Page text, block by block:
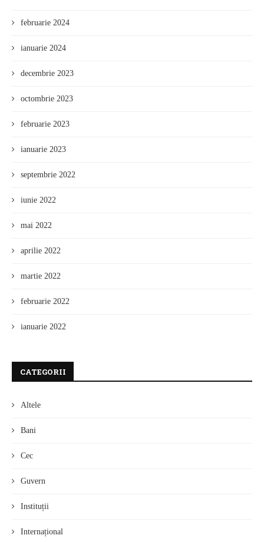
februarie 2024
ianuarie 2024
decembrie 2023
octombrie 2023
februarie 2023
ianuarie 2023
septembrie 2022
iunie 2022
mai 2022
aprilie 2022
martie 2022
februarie 2022
ianuarie 2022
CATEGORII
Altele
Bani
Cec
Guvern
Instituții
Internațional